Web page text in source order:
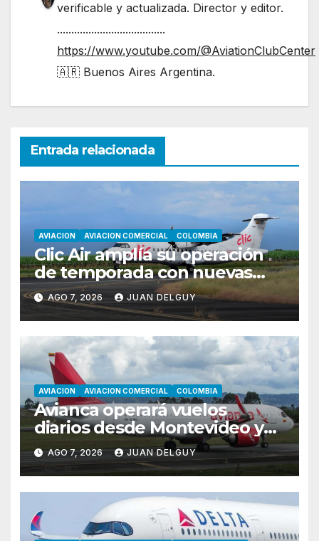
verificable y actualizada. Director y editor.
......................................
https://www.youtube.com/@AviationClubCenter
🇦🇷 Buenos Aires Argentina.
Entrada relacionada
AVIACION AVIACION COMERCIAL COLOMBIA
Clic Air amplía su operación
de temporada con nuevas
rutas hacia Cartagena y Tolú
AGO 7, 2026 JUAN DELGUY
AVIACION AVIACION COMERCIAL COLOMBIA
Avianca operará vuelos
diarios desde Montevideo y
Asunción hacia Bogotá
AGO 7, 2026 JUAN DELGUY